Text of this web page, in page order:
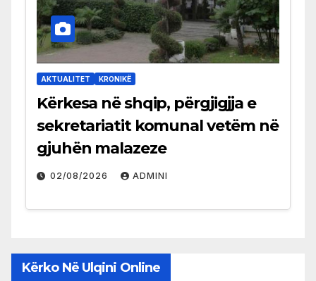
AKTUALITET KRONIKË
Kërkesa në shqip, përgjigjja e
sekretariatit komunal vetëm në
gjuhën malazeze
02/08/2026 ADMINI
Kërko Në Ulqini Online